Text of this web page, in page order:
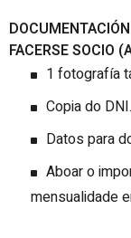
FACERSE SOCIO
1 fotografía
Copia do DNI.
Datos para
Aboar o
mensualidade